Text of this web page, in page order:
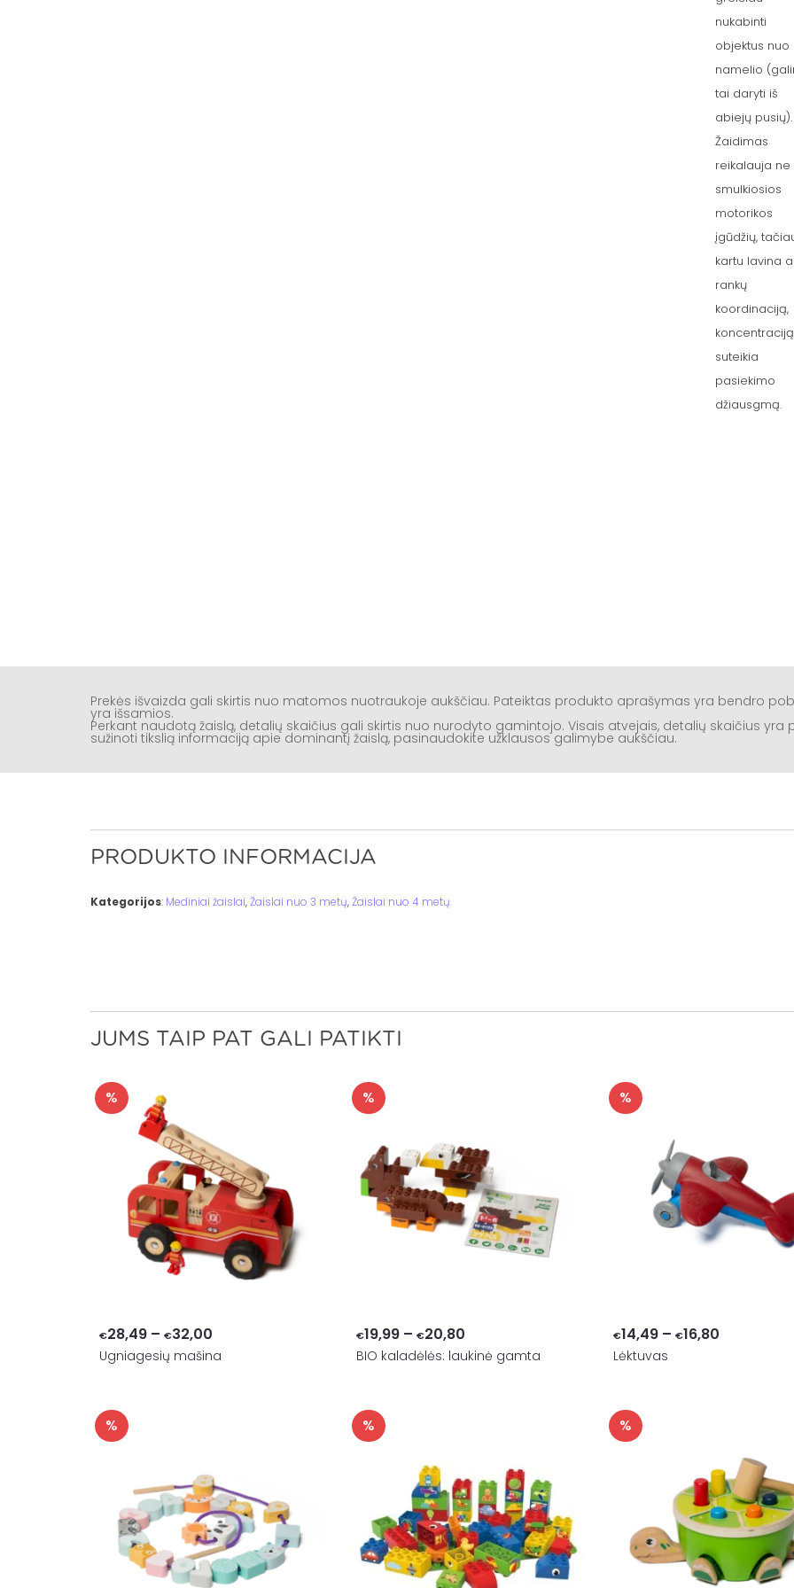
nukabinti
objektus nuo
namelio
tai daryti iš
abiejų pusių).
Žaidimas
reikalauja ne
smulkiosios
motorikos
įgūdžių,
kartu lavina
rankų
koordinaciją,
suteikia
pasiekimo
džiausgmą.
Prekės išvaizda gali skirtis nuo matomos nuotraukoje aukščiau. Pateiktas produkto aprašymas yra bendro
yra išsamios.
Perkant naudotą žaislą, detalių skaičius gali skirtis nuo nurodyto gamintojo. Visais atvejais, detalių skaičius
sužinoti tikslią informaciją apie dominantį žaislą, pasinaudokite užklausos galimybe aukščiau.
PRODUKTO INFORMACIJA
Kategorijos: Mediniai žaislai,Žaislai nuo 3 metų,Žaislai nuo 4 metų
JUMS TAIP PAT GALI PATIKTI
%
€28,49 – €32,00
range:
Ugniagesių mašina
%
€19,99 – €20,80
range:
BIO kaladėlės: laukinė gamta
%
€14,49 – €16,80
Lėktuvas
% % %